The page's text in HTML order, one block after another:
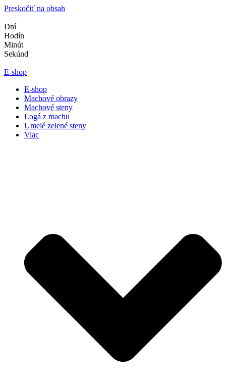
Preskočiť na obsah
Dní
Hodín
Minút
Sekúnd
E-shop
E-shop
Machové obrazy
Machové steny
Logá z machu
Umelé zelené steny
Viac